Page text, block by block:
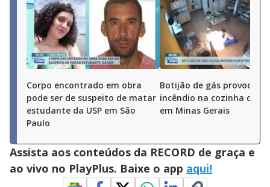
Corpo encontrado em obra
pode ser de suspeito de matar
estudante da USP em São
Paulo
Botijão de gás provoca
incêndio na cozinha de
em Minas Gerais
Assista aos conteúdos da RECORD de graça e
ao vivo no PlayPlus. Baixe o app aqui!